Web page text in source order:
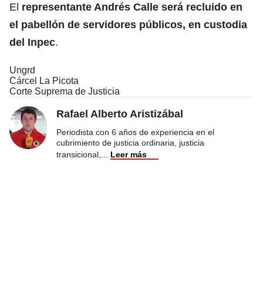
El representante Andrés Calle será recluido en
el pabellón de servidores públicos, en custodia
del Inpec.
Ungrd
Cárcel La Picota
Corte Suprema de Justicia
Rafael Alberto Aristizábal
Periodista con 6 años de experiencia en el
cubrimiento de justicia ordinaria, justicia
transicional,
Leer más